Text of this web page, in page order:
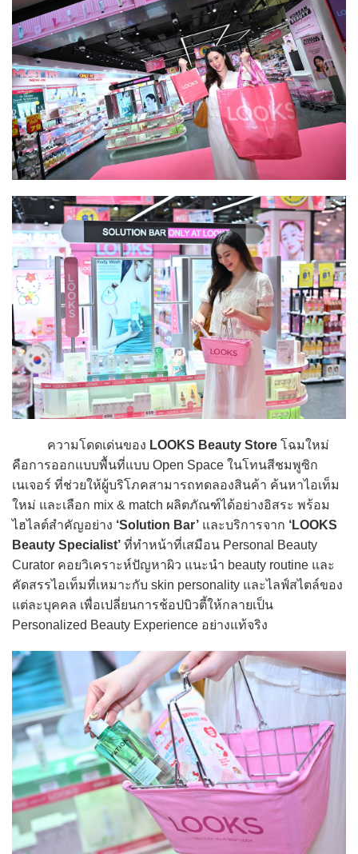
ความโดดเด่นของ LOOKS Beauty Store โฉมใหม่
คือการออกแบบพื้นที่แบบ Open Space ในโทนสีชมพูซิก
เนเจอร์ ที่ช่วยให้ผู้บริโภคสามารถทดลองสินค้า ค้นหาไอเท็ม
ใหม่ และเลือก mix & match ผลิตภัณฑ์ได้อย่างอิสระ พร้อม
ไฮไลต์สำคัญอย่าง ‘Solution Bar’ และบริการจาก ‘LOOKS
Beauty Specialist’ ที่ทำหน้าที่เสมือน Personal Beauty
Curator คอยวิเคราะห์ปัญหาผิว แนะนำ beauty routine และ
คัดสรรไอเท็มที่เหมาะกับ skin personality และไลฟ์สไตล์ของ
แต่ละบุคคล เพื่อเปลี่ยนการช้อปบิวตี้ให้กลายเป็น
Personalized Beauty Experience อย่างแท้จริง